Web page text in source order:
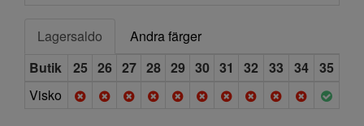
Lagersaldo
Andra färger
Butik
25 26 27 28 29 30 31 32 33 34 35
Visko